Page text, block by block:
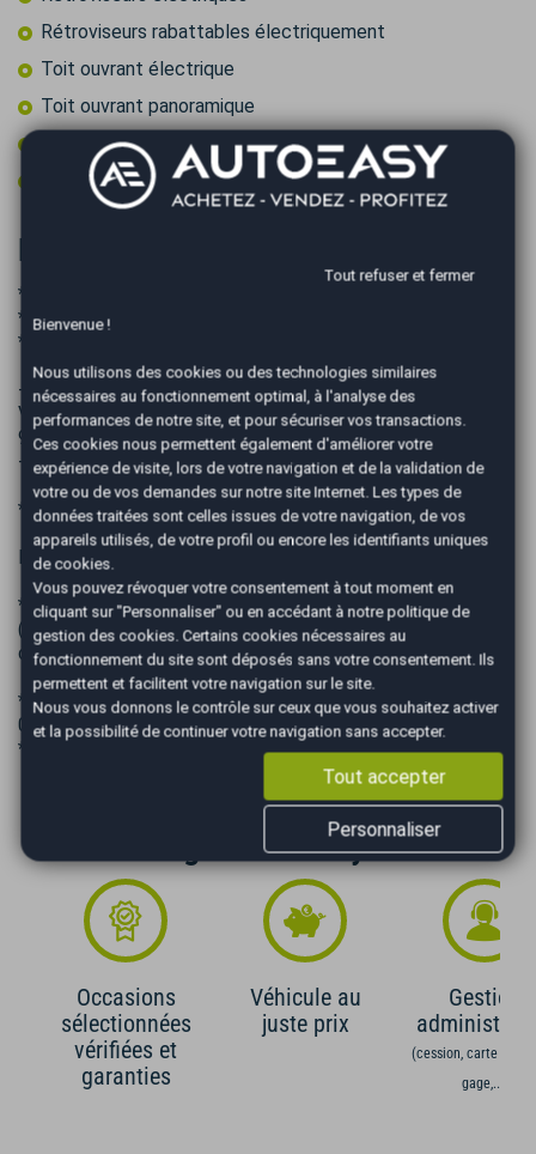
Rétroviseurs rabattables électriquement
Toit ouvrant électrique
Toit ouvrant panoramique
Vitres surteintées
Volant multifonctions
Informations complémentaires
* TRES BON ETAT
* BOITE AUTO
* REVISEE
------------------------------------
Visible sur St-Pierre Réunion 53 CHEMIN MAXIME RIVIERE
97410 ST PIERRE
------------------------------------
* POSSIBILITÉ DE FAIRE LA CARTE GRISE SUR PLACE
EN OPTION :
* GARANTIE 12 ou 48 mois
(moteur, boite, pont, turbo, système de direction, système
de freinage, système de transmission, ingrédients)
* POUR TOUS RENSEIGNEMENTS : 02€62€86€19€74 ou
06€92€61€59€19
*
Les Avantages AutoEasy
Occasions
sélectionnées
vérifiées et
garanties
Véhicule au
juste prix
Gestion
(cession, carte grise,
gage,...)
Tout refuser et fermer
Bienvenue !
Nous utilisons des cookies ou des technologies similaires
nécessaires au fonctionnement optimal, à l'analyse des
performances de notre site, et pour sécuriser vos transactions.
Ces cookies nous permettent également d'améliorer votre
expérience de visite, lors de votre navigation et de la validation de
votre ou de vos demandes sur notre site Internet. Les types de
données traitées sont celles issues de votre navigation, de vos
appareils utilisés, de votre profil ou encore les identifiants uniques
de cookies.
Vous pouvez révoquer votre consentement à tout moment en
cliquant sur "Personnaliser" ou en accédant à notre politique de
gestion des cookies. Certains cookies nécessaires au
fonctionnement du site sont déposés sans votre consentement. Ils
permettent et facilitent votre navigation sur le site.
Nous vous donnons le contrôle sur ceux que vous souhaitez activer
et la possibilité de continuer votre navigation sans accepter.
Tout accepter
Personnaliser